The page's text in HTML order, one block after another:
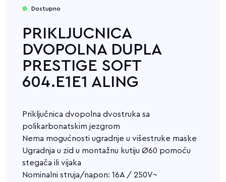
Dostupno
PRIKLJUCNICA
DVOPOLNA DUPLA
PRESTIGE SOFT
604.E1E1 ALING
Priključnica dvopolna dvostruka sa
polikarbonatskim jezgrom
Nema mogućnosti ugradnje u višestruke maske
Ugradnja u zid u montažnu kutiju Ø60 pomoću
stegača ili vijaka
Nominalni struja/napon: 16A / 250V~